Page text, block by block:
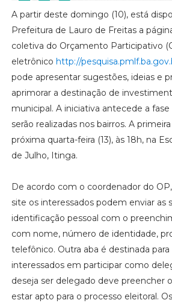
A partir deste domingo (10), está
Prefeitura de Lauro de Freitas a
coletiva do Orçamento Participativo
eletrônico http://
pode apresentar sugestões, ideias e
aprimorar a destinação de
municipal. A iniciativa antecede a
serão realizadas nos bairros. A
próxima quarta-feira (13), às 18h, na
de Julho, Itinga.
De acordo com o coordenador do
site os interessados podem enviar as
identificação pessoal com o
com nome, número de identidade,
telefônico. Outra aba é destinada
interessados em participar como
deseja ser delegado deve preencher
estar apto para o processo eleitoral.